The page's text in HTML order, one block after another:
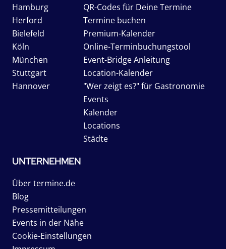
Hamburg
Herford
Bielefeld
Köln
München
Stuttgart
Hannover
QR-Codes für Deine Termine
Termine buchen
Premium-Kalender
Online-Terminbuchungstool
Event-Bridge Anleitung
Location-Kalender
"Wer zeigt es?" für Gastronomie
Events
Kalender
Locations
Städte
UNTERNEHMEN
Über termine.de
Blog
Pressemitteilungen
Events in der Nähe
Cookie-Einstellungen